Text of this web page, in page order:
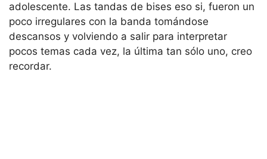
adolescente. Las tandas de bises eso si, fueron un
poco irregulares con la banda tomándose
descansos y volviendo a salir para interpretar
pocos temas cada vez, la última tan sólo uno, creo
recordar.